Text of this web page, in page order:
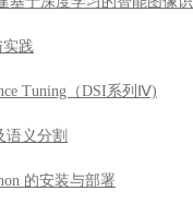
与实战开发
营实战
习班
DSI系列Ⅲ）
训班